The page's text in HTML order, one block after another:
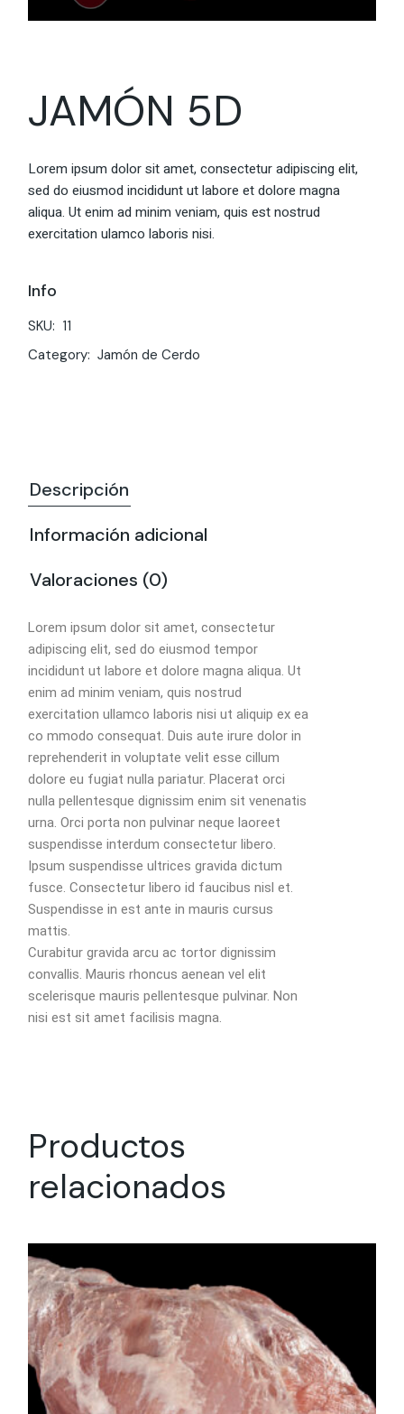
JAMÓN 5D
Lorem ipsum dolor sit amet, consectetur adipiscing elit,
sed do eiusmod incididunt ut labore et dolore magna
aliqua. Ut enim ad minim veniam, quis est nostrud
exercitation ulamco laboris nisi.
Info
SKU: 11
Category: Jamón de Cerdo
Descripción
Información adicional
Valoraciones (0)
Lorem ipsum dolor sit amet, consectetur
adipiscing elit, sed do eiusmod tempor
incididunt ut labore et dolore magna aliqua. Ut
enim ad minim veniam, quis nostrud
exercitation ullamco laboris nisi ut aliquip ex ea
co mmodo consequat. Duis aute irure dolor in
reprehenderit in voluptate velit esse cillum
dolore eu fugiat nulla pariatur. Placerat orci
nulla pellentesque dignissim enim sit venenatis
urna. Orci porta non pulvinar neque laoreet
suspendisse interdum consectetur libero.
Ipsum suspendisse ultrices gravida dictum
fusce. Consectetur libero id faucibus nisl et.
Suspendisse in est ante in mauris cursus
mattis.
Curabitur gravida arcu ac tortor dignissim
convallis. Mauris rhoncus aenean vel elit
scelerisque mauris pellentesque pulvinar. Non
nisi est sit amet facilisis magna.
Productos
relacionados